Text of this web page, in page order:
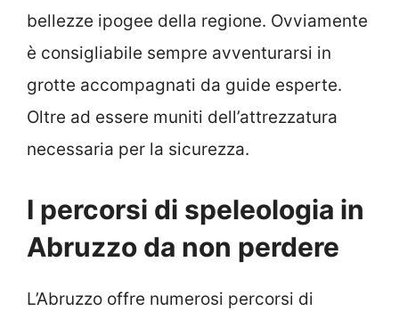
bellezze ipogee della regione. Ovviamente
è consigliabile sempre avventurarsi in
grotte accompagnati da guide esperte.
Oltre ad essere muniti dell’attrezzatura
necessaria per la sicurezza.
I percorsi di speleologia in
Abruzzo da non perdere
L’Abruzzo offre numerosi percorsi di